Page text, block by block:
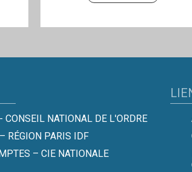
CONSEIL NATIONAL DE L'ORDRE
RÉGION PARIS IDF
– CIE NATIONALE